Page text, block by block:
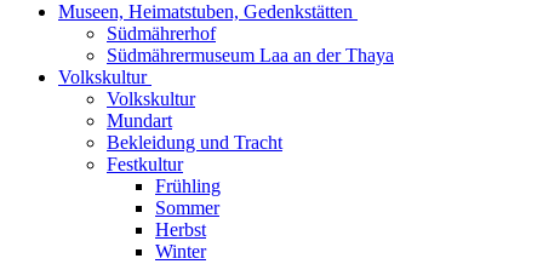
Museen, Heimatstuben, Gedenkstätten
Südmährerhof
Südmährermuseum Laa an der Thaya
Volkskultur
Volkskultur
Mundart
Bekleidung und Tracht
Festkultur
Frühling
Sommer
Herbst
Winter